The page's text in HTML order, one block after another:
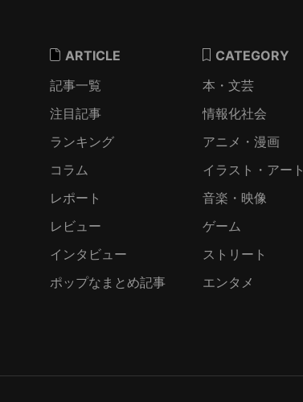
ARTICLE
記事一覧
注目記事
ランキング
コラム
レポート
レビュー
インタビュー
ポップなまとめ記事
CATEGORY
本・文芸
情報化社会
アニメ・漫画
イラスト・アート
音楽・映像
ゲーム
ストリート
エンタメ